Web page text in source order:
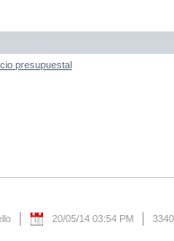
presupuestal
20/05/14 03:54 PM